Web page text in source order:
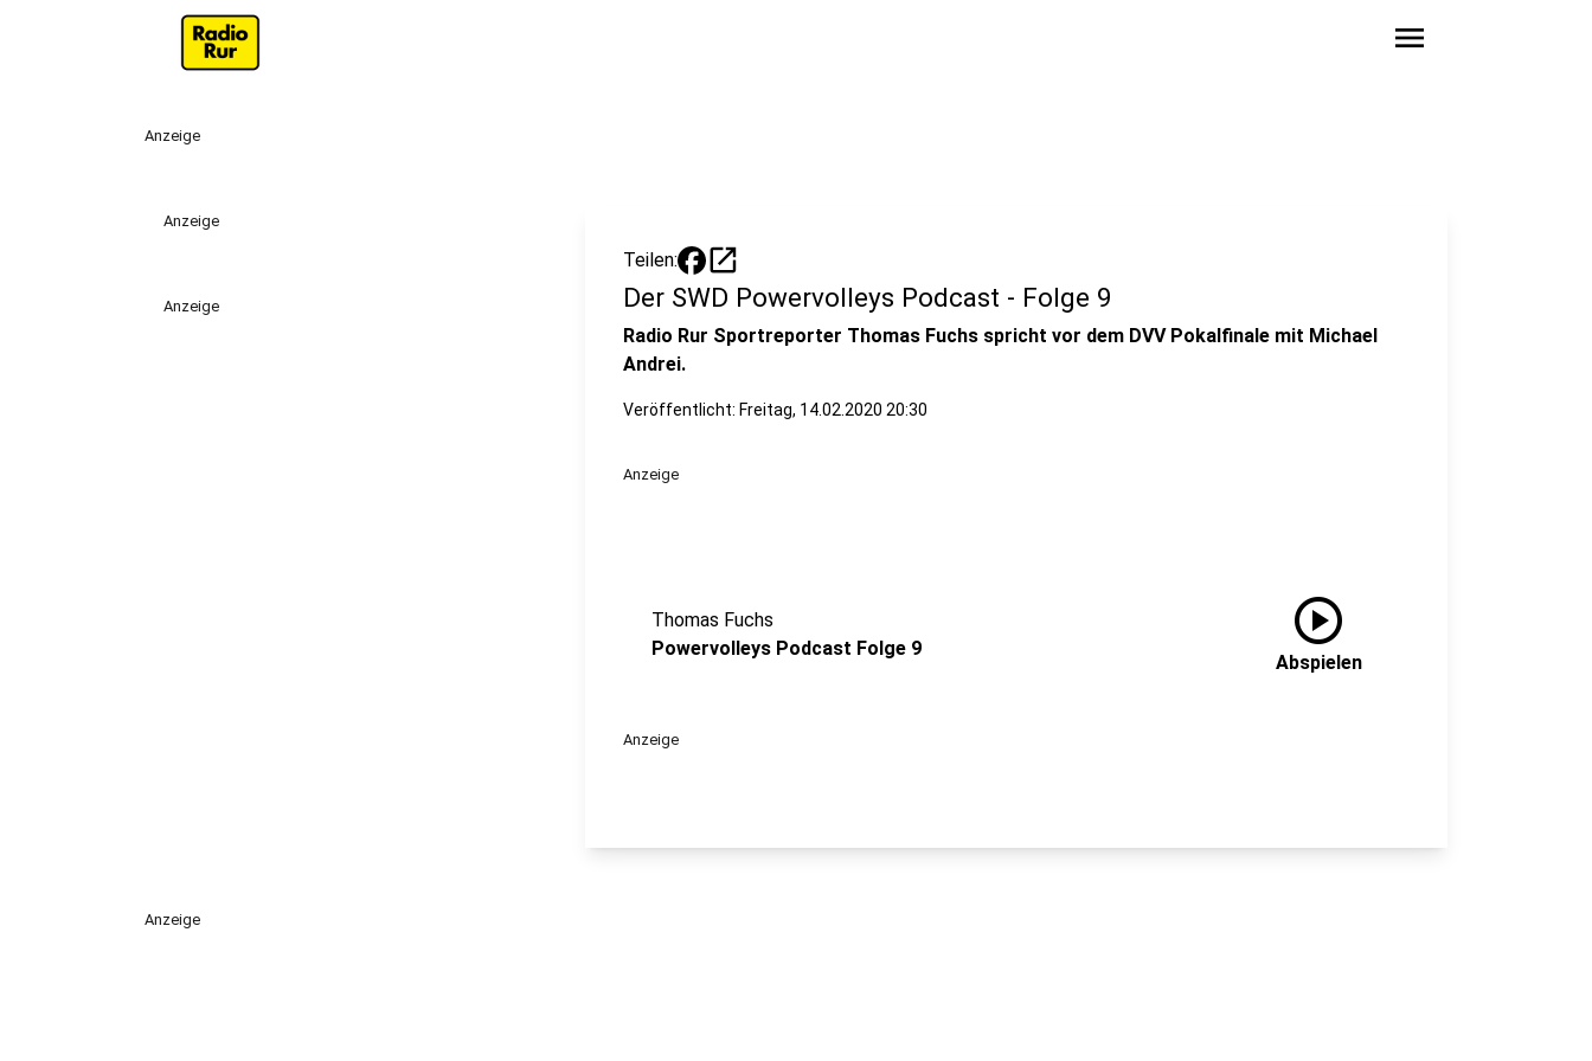
menu
Anzeige
Anzeige
Anzeige
Teilen: open_in_new
Der SWD Powervolleys Podcast - Folge 9
Radio Rur Sportreporter Thomas Fuchs spricht vor dem DVV Pokalfinale mit Michael
Andrei.
Veröffentlicht: Freitag, 14.02.2020 20:30
Anzeige
Thomas Fuchs
Powervolleys Podcast Folge 9
play_circle
Abspielen
Anzeige
Anzeige